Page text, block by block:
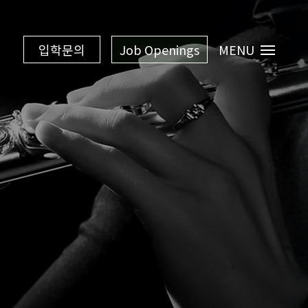
입학문의 Job Openings MENU